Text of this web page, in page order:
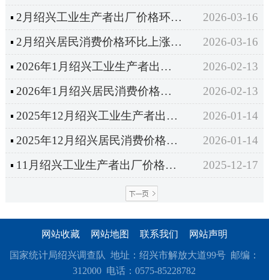
2月绍兴工业生产者出厂价格环比上涨0.5%
2026-03-16
2月绍兴居民消费价格环比上涨1.1%
2026-03-16
2026年1月绍兴工业生产者出厂价格环比上涨0.7%
2026-02-13
2026年1月绍兴居民消费价格环比上涨0.1%
2026-02-13
2025年12月绍兴工业生产者出厂价格环比上涨0.3%
2026-01-14
2025年12月绍兴居民消费价格环比上涨0.1%
2026-01-14
11月绍兴工业生产者出厂价格环比上涨0.7%
2025-12-17
网站收藏 网站地图 联系我们 网站声明
国家统计局绍兴调查队 地址：绍兴市解放大道99号 邮编：
312000 电话：0575-85228782